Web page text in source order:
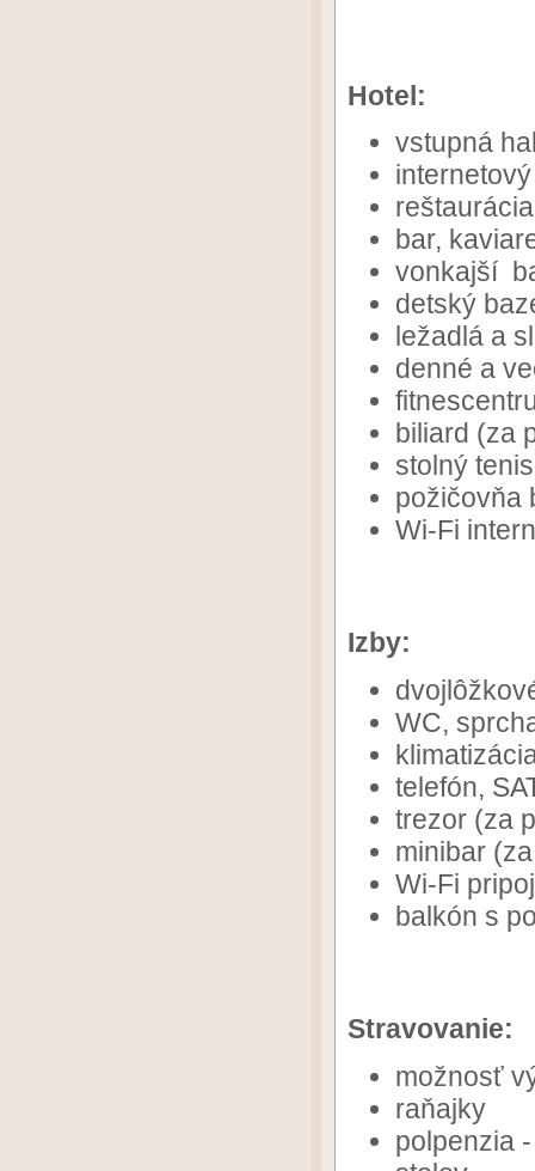
Hotel:
vstupná
reštaurácia
bar,
vonkajší
detský
ležadlá a
denné a
biliard (za
stolný
požičovňa
Wi-Fi
Izby:
WC,
telefón,
trezor (za
minibar
Wi-Fi
balkón s
Stravovanie:
možnosť
raňajky
polpenzia